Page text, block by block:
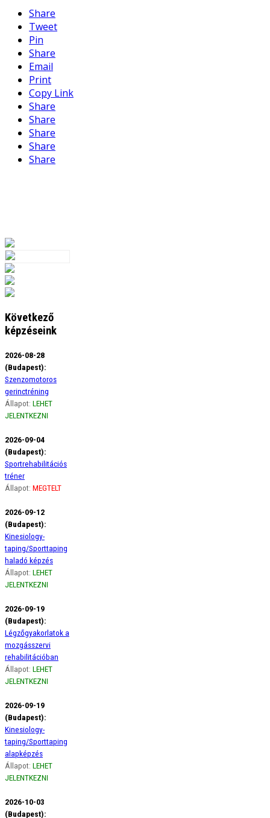
Share
Tweet
Pin
Share
Email
Print
Copy Link
Share
Share
Share
Share
Share
Következő
képzéseink
2026-08-28
(Budapest):
Szenzomotoros
gerinctréning
Állapot: LEHET
JELENTKEZNI
2026-09-04
(Budapest):
Sportrehabilitációs
tréner
Állapot: MEGTELT
2026-09-12
(Budapest):
Kinesiology-
taping/Sporttaping
haladó képzés
Állapot: LEHET
JELENTKEZNI
2026-09-19
(Budapest):
Légzőgyakorlatok a
mozgásszervi
rehabilitációban
Állapot: LEHET
JELENTKEZNI
2026-09-19
(Budapest):
Kinesiology-
taping/Sporttaping
alapképzés
Állapot: LEHET
JELENTKEZNI
2026-10-03
(Budapest):